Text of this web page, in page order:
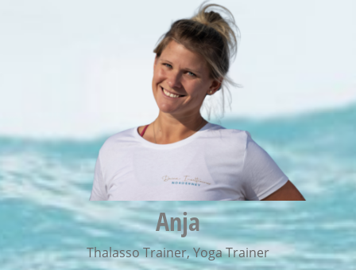
Anja
Thalasso Trainer,Yoga Trainer